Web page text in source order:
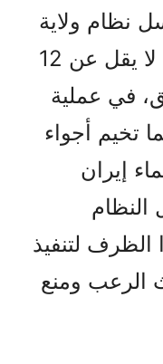
نظام ولاية
الفقيه العاجز والمستبد ما لا يقل عن 12
في عملية
تخيم أجواء
إيران
النظام
الظرف لتنفيذ
الرعب ومنع